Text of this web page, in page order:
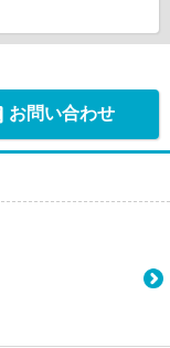
お問い合わせ